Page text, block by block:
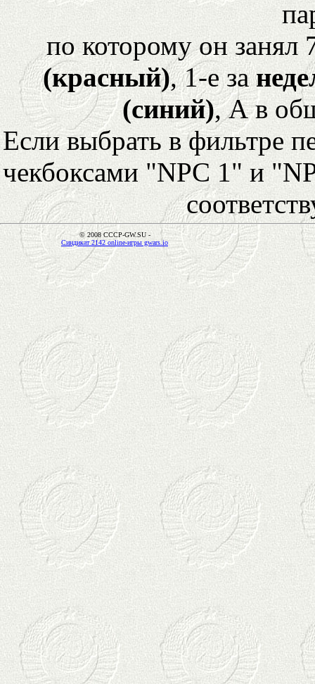
по которому он
(красный), 1-е за
(синий), А в
Если выбрать в фильтре
чекбоксами "NPC 1" и
© 2008 CCCP-GW.SU -
Синдикат 2142 online-игры gwars.io